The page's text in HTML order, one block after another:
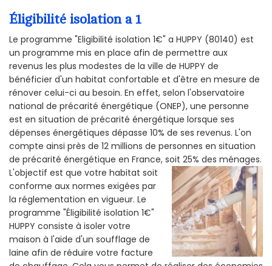
Éligibilité isolation a 1
Le programme "Eligibilité isolation 1€" a HUPPY (80140) est
un programme mis en place afin de permettre aux
revenus les plus modestes de la ville de HUPPY de
bénéficier d'un habitat confortable et d'être en mesure de
rénover celui-ci au besoin. En effet, selon l'observatoire
national de précarité énergétique (ONEP), une personne
est en situation de précarité énergétique lorsque ses
dépenses énergétiques dépasse 10% de ses revenus. L'on
compte ainsi près de 12 millions de personnes en situation
de précarité énergétique en France, soit 25% des ménages.
L'objectif est que votre habitat soit
conforme aux normes exigées par
la réglementation en vigueur. Le
programme "Éligibilité isolation 1€"
HUPPY consiste à isoler votre
maison à l'aide d'un soufflage de
laine afin de réduire votre facture